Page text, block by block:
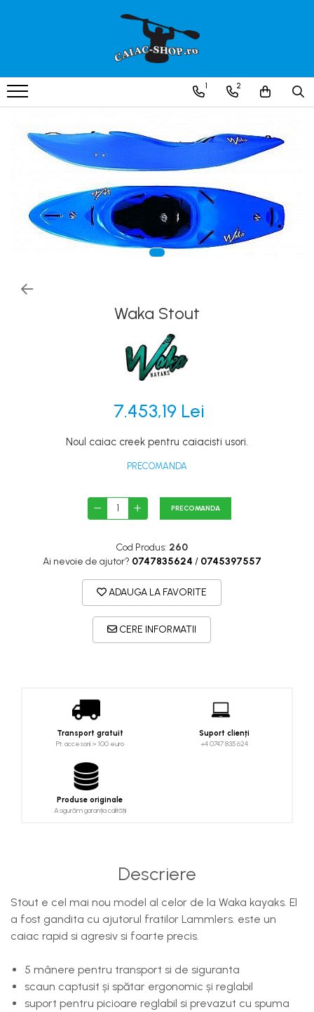
Caiace
Caiace tandem
Caiace de tură și de mare
Caiace sit on top
Caiace de competiție-club
Canoe
Bărci gonflabile
Bărci de rafting
Padele de ape repezi
Încălţăminte
Șosete, mănuși, căciuli neopren
Jachete impermeabile
Siguranță, accesorii
Drybag - Saci impermeabili
Genți și portbagaje de biciclete
1 2
Waka Stout
7.453,19 Lei
Noul caiac creek pentru caiacisti usori.
PRECOMANDA
PRECOMANDA
Cod Produs: 260
Ai nevoie de ajutor? 0747835624 / 0745397557
ADAUGA LA FAVORITE
CERE INFORMATII
Transport gratuit
Pt. accesorii > 100 euro
Suport clienți
+4 0747 835 624
Produse originale
Asigurăm garanția calității
Descriere
Stout e cel mai nou model al celor de la Waka kayaks. El
a fost gandita cu ajutorul fratilor Lammlers. este un
caiac rapid si agresiv si foarte precis.
5 mânere pentru transport si de siguranta
scaun captusit și spătar ergonomic și reglabil
suport pentru picioare reglabil si prevazut cu spuma